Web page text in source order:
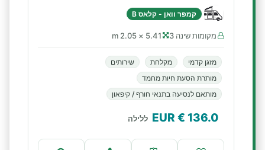
קמפר וואן - קלאס B
מקומות שינה 3 5.41 × 2.05 m
מזגן קדמי מקלחת
שירותים
מותרת הסעת חיות מחמד
מותאם לנסיעה בתנאי חורף / קיפאון
136.0
€ EUR ללילה